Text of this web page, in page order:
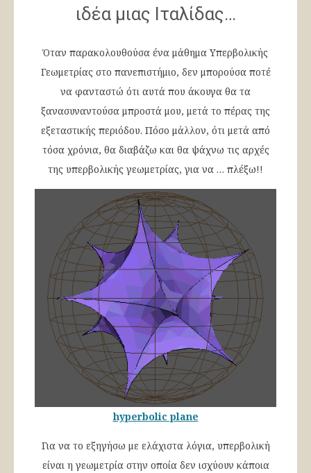
ιδέα μιας Ιταλίδας…
Όταν παρακολουθούσα ένα μάθημα Υπερβολικής
Γεωμετρίας στο πανεπιστήμιο, δεν μπορούσα ποτέ
να φανταστώ ότι αυτά που άκουγα θα τα
ξανασυναντούσα μπροστά μου, μετά το πέρας της
εξεταστικής περιόδου. Πόσο μάλλον, ότι μετά από
τόσα χρόνια, θα διαβάζω και θα ψάχνω τις αρχές
της υπερβολικής γεωμετρίας, για να … πλέξω!!
hyperbolic plane
Για να το εξηγήσω με ελάχιστα λόγια, υπερβολική
είναι η γεωμετρία στην οποία δεν ισχύουν κάποια